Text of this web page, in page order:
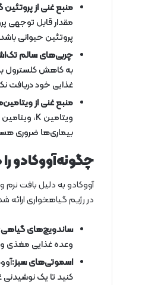
منبع غنی از
مقدار قابل توجهی
پروتئین حیوانی
چربی‌های سالم
به کاهش کلسترول
غذایی خود دریافت
منبع غنی از
بیماری‌ها ضروری
چگونه‌آووکادو
آووکادو به دلیل بافت نرم
در رژیم گیاهخواری ارائه
ساندویچ‌های
وعده غذایی مغذی
اسموتی‌های سبز:
کنید تا یک نوشیدنی